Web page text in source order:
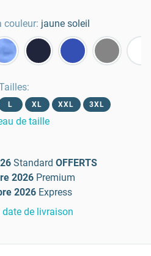
couleur: jaune soleil
:
L XL XXL 3XL
de taille
Standard OFFERTS
2026 Premium
2026 Express
date de livraison